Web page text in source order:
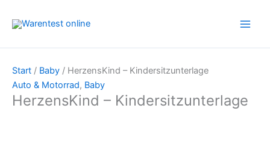
Inhalt
Start / Baby / HerzensKind – Kindersitzunterlage
Auto & Motorrad, Baby
HerzensKind – Kindersitzunterlage